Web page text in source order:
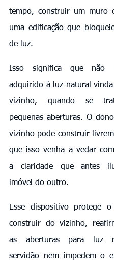
tempo, construir um muro
uma edificação que
de luz.
Isso significa que não
adquirido à luz natural
vizinho, quando se
pequenas aberturas. O
vizinho pode construir
que isso venha a vedar
a claridade que antes
imóvel do outro.
Esse dispositivo protege
construir do vizinho,
as aberturas para luz
servidão nem impedem o